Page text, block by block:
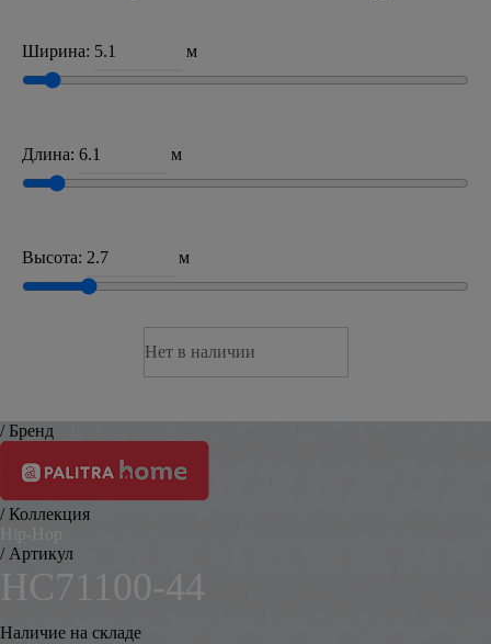
Ширина: м
Длина: м
Высота: м
Нет в наличии
/ Бренд
/ Коллекция
Hip-Hop
/ Артикул
HC71100-44
Наличие на складе